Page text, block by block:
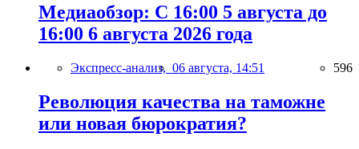
Медиаобзор: С 16:00 5 августа до
16:00 6 августа 2026 года
Экспресс-анализ, 06 августа, 14:51 596
Революция качества на таможне
или новая бюрократия?